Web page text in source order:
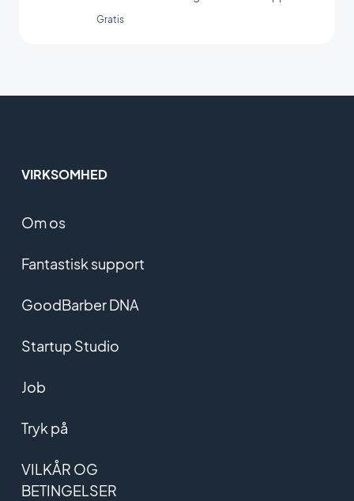
Gratis
VIRKSOMHED
Om os
Fantastisk support
GoodBarber DNA
Startup Studio
Job
Tryk på
VILKÅR OG
BETINGELSER